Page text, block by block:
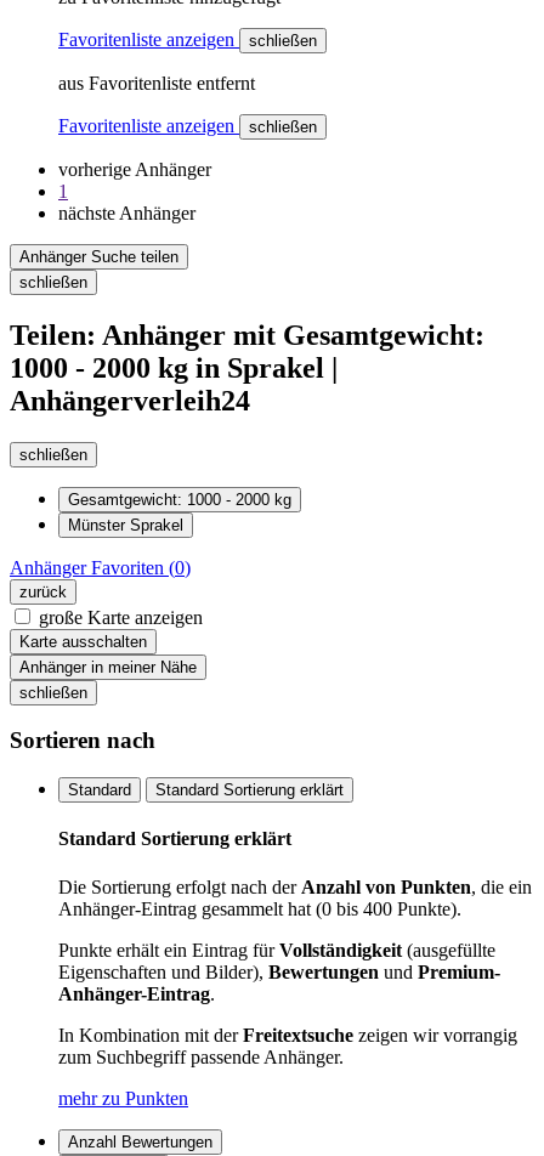
Favoritenliste anzeigen schließen
aus Favoritenliste entfernt
Favoritenliste anzeigen schließen
vorherige Anhänger
1
nächste Anhänger
Anhänger Suche teilen
schließen
Teilen: Anhänger mit Gesamtgewicht:
1000 - 2000 kg in Sprakel |
Anhängerverleih24
schließen
Gesamtgewicht: 1000 - 2000 kg
Münster Sprakel
AnhängerFavoriten (0)
zurück
große Karte anzeigen
Karte ausschalten
Anhänger in meiner Nähe
schließen
Sortieren nach
Standard Standard Sortierung erklärt
Standard Sortierung erklärt
Die Sortierung erfolgt nach der Anzahl von Punkten, die ein
Anhänger-Eintrag gesammelt hat (0 bis 400 Punkte).
Punkte erhält ein Eintrag fürVollständigkeit (ausgefüllte
Eigenschaften und Bilder), Bewertungen und Premium-
Anhänger-Eintrag.
In Kombination mit derFreitextsuche zeigen wir vorrangig
zum Suchbegriff passende Anhänger.
mehr zu Punkten
Anzahl Bewertungen